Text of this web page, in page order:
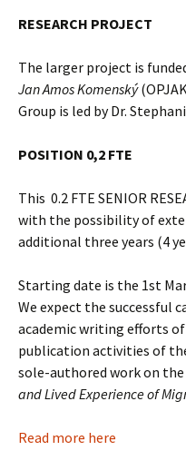
RESEARCH PROJECT
The larger project is
Jan Amos Komenský
Group is led by Dr.
POSITION 0,2 FTE
This 0.2 FTE SENIOR
with the possibility of
additional three years (4
Starting date is the 1st
We expect the successful
academic writing efforts
publication activities of
sole-authored work on
and Lived Experience of
Read more here